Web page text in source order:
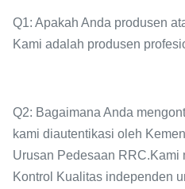
Q1: Apakah Anda produsen
Kami adalah produsen
Q2: Bagaimana Anda
kami diautentikasi oleh
Urusan Pedesaan RRC.Kami
Kontrol Kualitas independen